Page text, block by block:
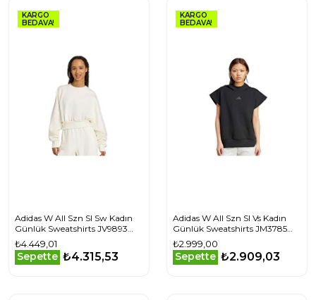
KARGO
BEDAVA!
Adidas W All Szn Sl Sw Kadın
Günlük Sweatshirts JV9893
Beyaz
₺4.449,01
Sepette ₺4.315,53
KARGO
BEDAVA!
Adidas W All Szn Sl Vs Kadın
Günlük Sweatshirts JM3785
Siyah
₺2.999,00
Sepette ₺2.909,03